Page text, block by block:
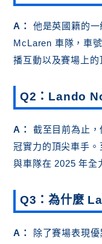
A：
他是英國籍的
McLaren 車隊，車
播互動以及賽場上的
Q2：Lando
A：
截至目前為止
冠實力的頂尖車手
與車隊在 2025 年全
Q3：為什麼
A：
除了賽場表現